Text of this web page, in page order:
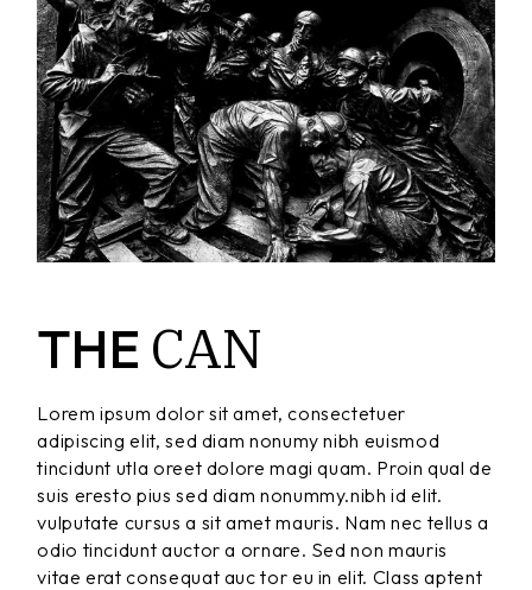
THE CAN
Lorem ipsum dolor sit amet, consectetuer
adipiscing elit, sed diam nonumy nibh euismod
tincidunt utla oreet dolore magi quam. Proin qual de
suis eresto pius sed diam nonummy.nibh id elit.
vulputate cursus a sit amet mauris. Nam nec tellus a
odio tincidunt auctor a ornare. Sed non mauris
vitae erat consequat auc tor eu in elit. Class aptent